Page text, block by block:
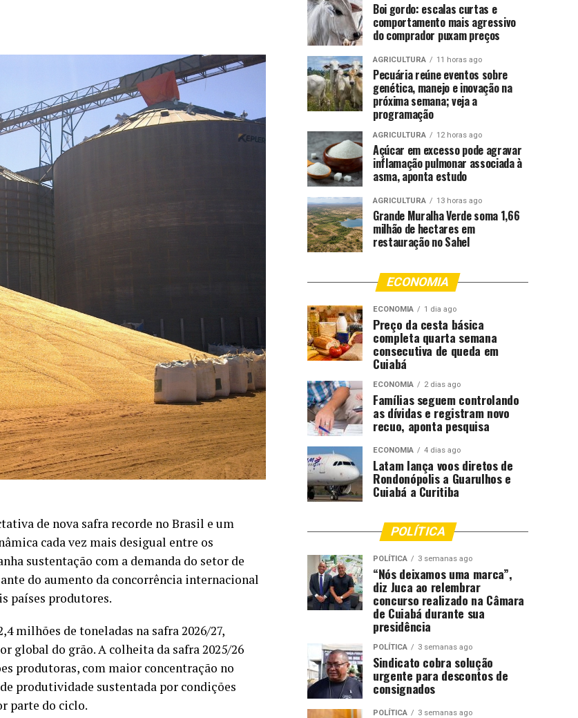
de nova safra recorde no Brasil e um
cada vez mais desigual entre os
sustentação com a demanda do setor de
do aumento da concorrência internacional
países produtores.
milhões de toneladas na safra 2026/27,
global do grão. A colheita da safra 2025/26
produtoras, com maior concentração no
produtividade sustentada por condições
parte do ciclo.
Boi gordo: escalas curtas e
comportamento mais agressivo
do comprador puxam preços
AGRICULTURA 11 horas ago
Pecuária reúne eventos sobre
genética, manejo e inovação na
próxima semana; veja a
programação
AGRICULTURA 12 horas ago
Açúcar em excesso pode agravar
inflamação pulmonar associada à
asma, aponta estudo
AGRICULTURA 13 horas ago
Grande Muralha Verde soma 1,66
milhão de hectares em
restauração no Sahel
ECONOMIA
ECONOMIA 1 dia ago
Preço da cesta básica
completa quarta semana
consecutiva de queda em
Cuiabá
ECONOMIA 2 dias ago
Famílias seguem controlando
as dívidas e registram novo
recuo, aponta pesquisa
ECONOMIA 4 dias ago
Latam lança voos diretos de
Rondonópolis a Guarulhos e
Cuiabá a Curitiba
POLÍTICA
POLÍTICA 3 semanas ago
“Nós deixamos uma marca”,
diz Juca ao relembrar
concurso realizado na Câmara
de Cuiabá durante sua
presidência
POLÍTICA 3 semanas ago
Sindicato cobra solução
urgente para descontos de
consignados
POLÍTICA 3 semanas ago